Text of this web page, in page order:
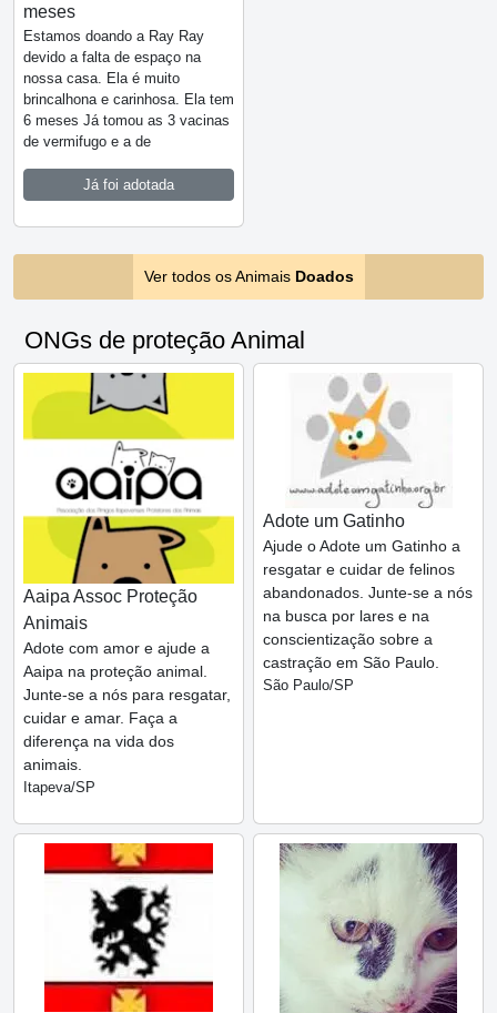
meses
Estamos doando a Ray Ray
devido a falta de espaço na
nossa casa. Ela é muito
brincalhona e carinhosa. Ela tem
6 meses Já tomou as 3 vacinas
de vermifugo e a de
Já foi adotada
Ver todos os Animais Doados
ONGs de proteção Animal
Aaipa Assoc Proteção
Animais
Adote com amor e ajude a
Aaipa na proteção animal.
Junte-se a nós para resgatar,
cuidar e amar. Faça a
diferença na vida dos
animais.
Itapeva/SP
Adote um Gatinho
Ajude o Adote um Gatinho a
resgatar e cuidar de felinos
abandonados. Junte-se a nós
na busca por lares e na
conscientização sobre a
castração em São Paulo.
São Paulo/SP